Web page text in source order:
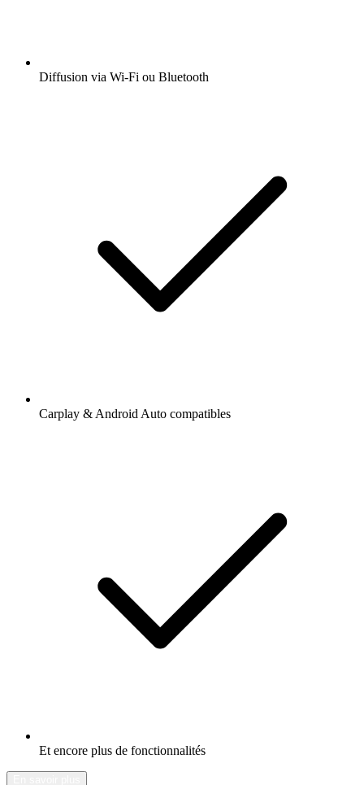
Diffusion via Wi-Fi ou Bluetooth
Carplay & Android Auto compatibles
Et encore plus de fonctionnalités